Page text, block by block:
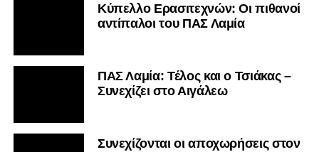
Κύπελλο Ερασιτεχνών: Οι πιθανοί
αντίπαλοι του ΠΑΣ Λαμία
ΠΑΣ Λαμία: Τέλος και ο Τσιάκας –
Συνεχίζει στο Αιγάλεω
Συνεχίζονται οι αποχωρήσεις στον